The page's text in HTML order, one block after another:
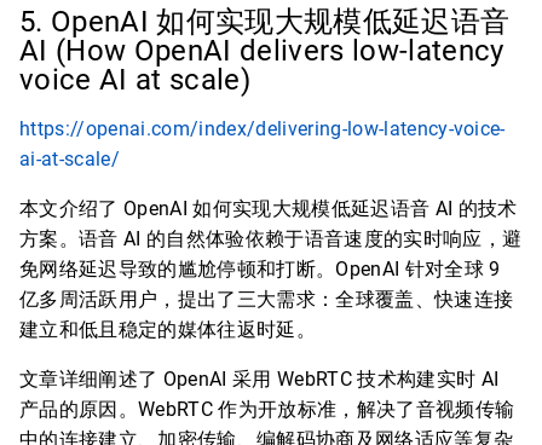
5. OpenAI 如何实现大规模低延迟语音
AI (How OpenAI delivers low-latency
voice AI at scale)
https://openai.com/index/delivering-low-latency-voice-
ai-at-scale/
本文介绍了 OpenAI 如何实现大规模低延迟语音 AI 的技术
方案。语音 AI 的自然体验依赖于语音速度的实时响应，避
免网络延迟导致的尴尬停顿和打断。OpenAI 针对全球 9
亿多周活跃用户，提出了三大需求：全球覆盖、快速连接
建立和低且稳定的媒体往返时延。
文章详细阐述了 OpenAI 采用 WebRTC 技术构建实时 AI
产品的原因。WebRTC 作为开放标准，解决了音视频传输
中的连接建立、加密传输、编解码协商及网络适应等复杂